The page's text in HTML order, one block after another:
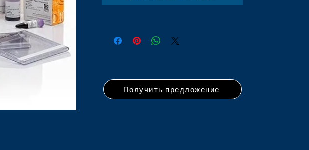
Получить предложение